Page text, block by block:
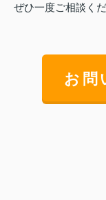
ぜひ一度ご相談くだ
お問